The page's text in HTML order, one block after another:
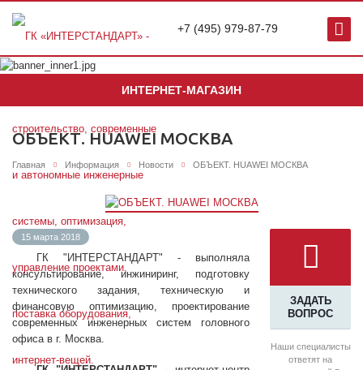
+7 (495) 979-87-79
ИНТЕРНЕТ-МАГАЗИН
ОБЪЕКТ. HUAWEI МОСКВА
Главная Информация Новости ОБЪЕКТ. HUAWEI МОСКВА
ЗАДАТЬ
ВОПРОС
Наши специалисты
ответят на
15 марта 2018
ГК "ИНТЕРСТАНДАРТ" - выполняла
консультирование, инжиниринг, подготовку
технического задания, техническую и
финансовую оптимизацию, проектирование
современных инженерных систем головного
офиса в г. Москва.